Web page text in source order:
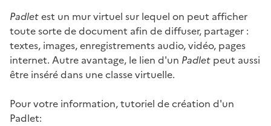
Padletest un mur virtuel sur lequel on peut afficher
toute sorte de document afin de diffuser, partager :
textes, images, enregistrements audio, vidéo, pages
internet. Autre avantage, le lien d'un Padlet peut aussi
être inséré dans une classe virtuelle.
Pour votre information, tutoriel de création d'un
Padlet: